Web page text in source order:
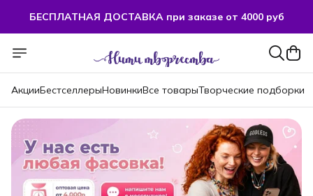
БЕСПЛАТНАЯ ДОСТАВКА при заказе от 4000 руб
БЕСПЛАТНАЯ ДОСТАВКА при заказе от 4000 руб
АкцииБестселлерыНовинкиВсе товарыТворческие подборки